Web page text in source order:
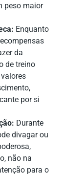
peso maior
Enquanto
da
de treino
por si
Durante
divagar ou
não na
para o